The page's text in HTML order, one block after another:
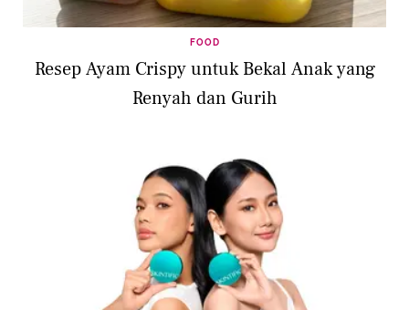
FOOD
Resep Ayam Crispy untuk Bekal Anak yang
Renyah dan Gurih